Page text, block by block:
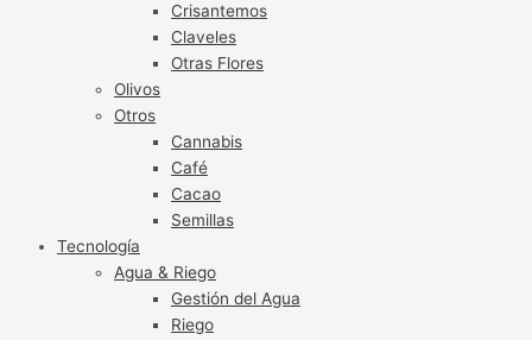
Crisantemos
Claveles
Otras Flores
Olivos
Otros
Cannabis
Café
Cacao
Semillas
Tecnología
Agua & Riego
Gestión del Agua
Riego